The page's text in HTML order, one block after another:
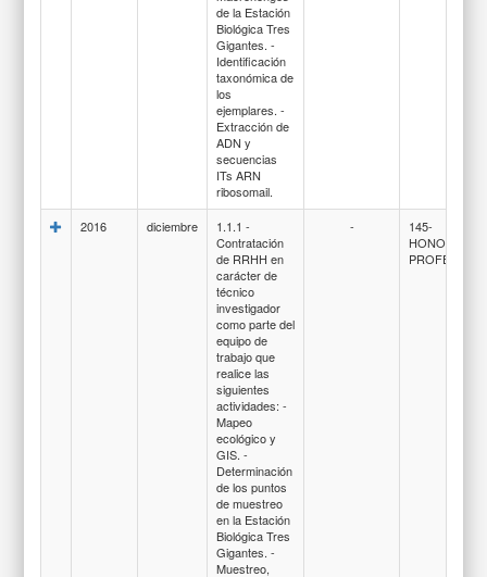
de la Estación
Biológica Tres
Gigantes. -
Identificación
taxonómica de
los
ejemplares. -
Extracción de
ADN y
secuencias
ITs ARN
ribosomail.
2016 diciembre
1.1.1 -
Contratación
de RRHH en
carácter de
técnico
investigador
como parte del
equipo de
trabajo que
realice las
siguientes
actividades: -
Mapeo
ecológico y
GIS. -
Determinación
de los puntos
de muestreo
en la Estación
Biológica Tres
Gigantes. -
Muestreo,
-
145-